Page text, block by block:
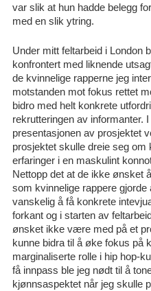
var slik at hun hadde belegg
med en slik ytring.
Under mitt feltarbeid i London
konfrontert med liknende
de kvinnelige rapperne jeg
motstanden mot fokus rettet
bidro med helt konkrete
rekrutteringen av informanter.
presentasjonen av prosjektet
prosjektet skulle dreie seg om
erfaringer i en maskulint
Nettopp det at de ikke ønsket
som kvinnelige rappere gjorde
vanskelig å få konkrete
forkant og i starten av
ønsket ikke være med på et
kunne bidra til å øke fokus på
marginaliserte rolle i hip hop-
få innpass ble jeg nødt til å
kjønnsaspektet når jeg skulle